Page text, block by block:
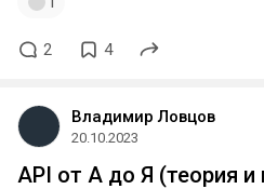
2 4
Владимир Ловцов
20.10.2023
API от А до Я (теория и